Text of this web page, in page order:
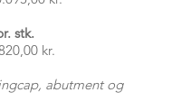
stk.
kr.
abutment og